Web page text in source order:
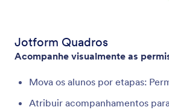
Jotform Quadros
Acompanhe visualmente as
Mova os alunos por etapas:
Atribuir acompanhamentos